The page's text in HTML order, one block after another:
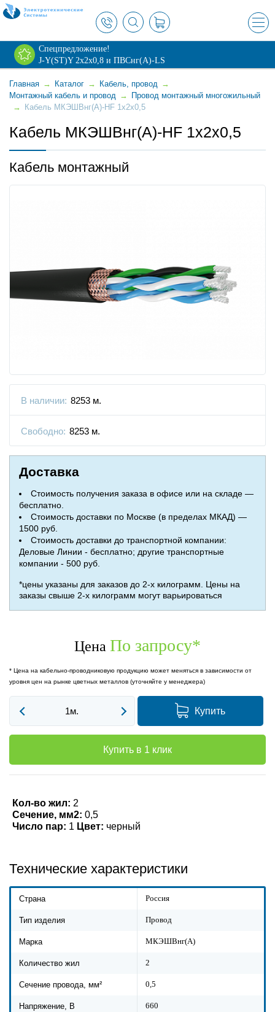
×
Спецпредложение!
J-Y(ST)Y 2х2х0,8 и ПВСнг(А)-LS
Главная → Каталог → Кабель, провод →
Монтажный кабель и провод →
Провод монтажный многожильный
→
Кабель МКЭШВнг(А)-HF 1х2х0,5
Кабель МКЭШВнг(А)-HF 1х2х0,5
Кабель монтажный
В наличии: 8253 м.
Свободно: 8253 м.
Доставка
Стоимость получения заказа в офисе или на складе —
бесплатно.
Стоимость доставки по Москве (в пределах МКАД) —
1500 руб.
Стоимость доставки до транспортной компании:
Деловые Линии - бесплатно; другие транспортные
компании - 500 руб.
*цены указаны для заказов до 2-х килограмм. Цены на
заказы свыше 2-х килограмм могут варьироваться
Цена По запросу*
* Цена на кабельно-проводниковую продукцию может меняться в зависимости от
уровня цен на рынке цветных металлов (уточняйте у менеджера)
Купить
Купить в 1 клик
Кол-во жил: 2
Сечение, мм2: 0,5
Число пар: 1 Цвет: черный
Технические характеристики
Страна Россия
Тип изделия Провод
Марка МКЭШВнг(A)
Количество жил 2
Сечение провода, мм² 0,5
Напряжение, В 660